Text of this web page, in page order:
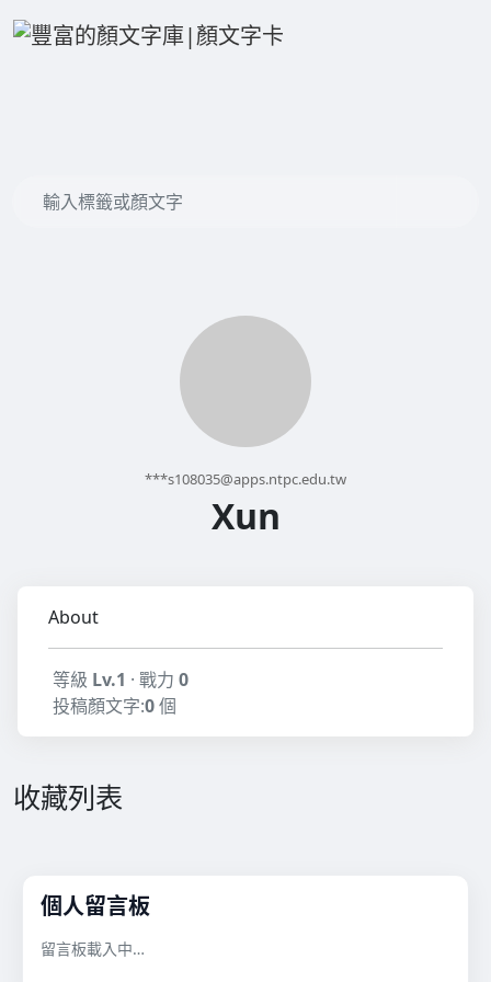
***s108035@apps.ntpc.edu.tw
Xun
About
等級 Lv.1 · 戰力 0
投稿顏文字:0個
收藏列表
個人留言板
留言板載入中…